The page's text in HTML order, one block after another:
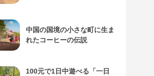
中国の国境の小さな町に生ま
れたコーヒーの伝説
100元で1日中遊べる「一日